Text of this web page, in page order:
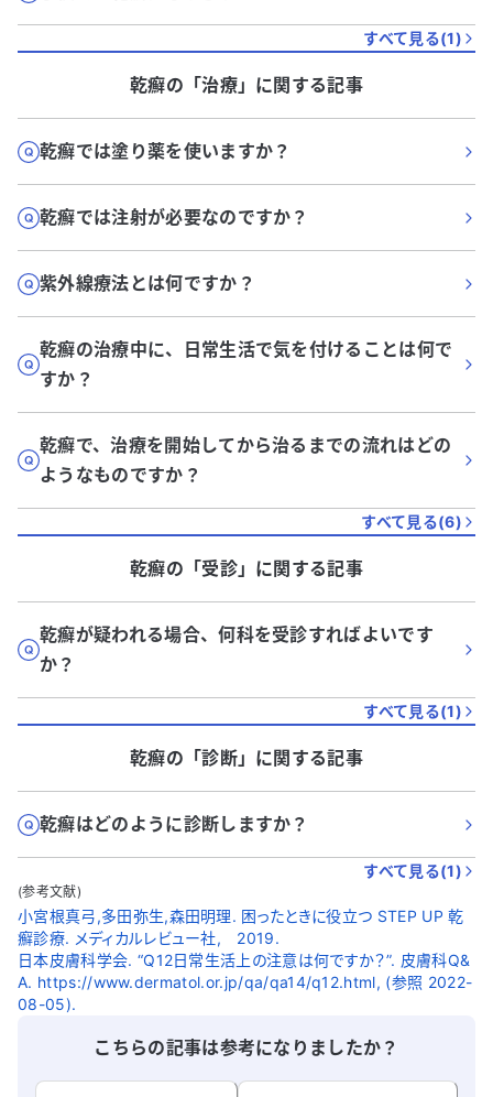
すべて見る(1)
乾癬の「治療」に関する記事
乾癬では塗り薬を使いますか？
乾癬では注射が必要なのですか？
紫外線療法とは何ですか？
乾癬の治療中に、日常生活で気を付けることは何で
すか？
乾癬で、治療を開始してから治るまでの流れはどの
ようなものですか？
すべて見る(6)
乾癬の「受診」に関する記事
乾癬が疑われる場合、何科を受診すればよいです
か？
すべて見る(1)
乾癬の「診断」に関する記事
乾癬はどのように診断しますか？
すべて見る(1)
(参考文献)
小宮根真弓,多田弥生,森田明理. 困ったときに役立つ STEP UP 乾
癬診療. メディカルレビュー社, 2019.
日本皮膚科学会. “Q12日常生活上の注意は何ですか？”. 皮膚科Q&
A. https://www.dermatol.or.jp/qa/qa14/q12.html, (参照 2022-
08-05).
こちらの記事は参考になりましたか？